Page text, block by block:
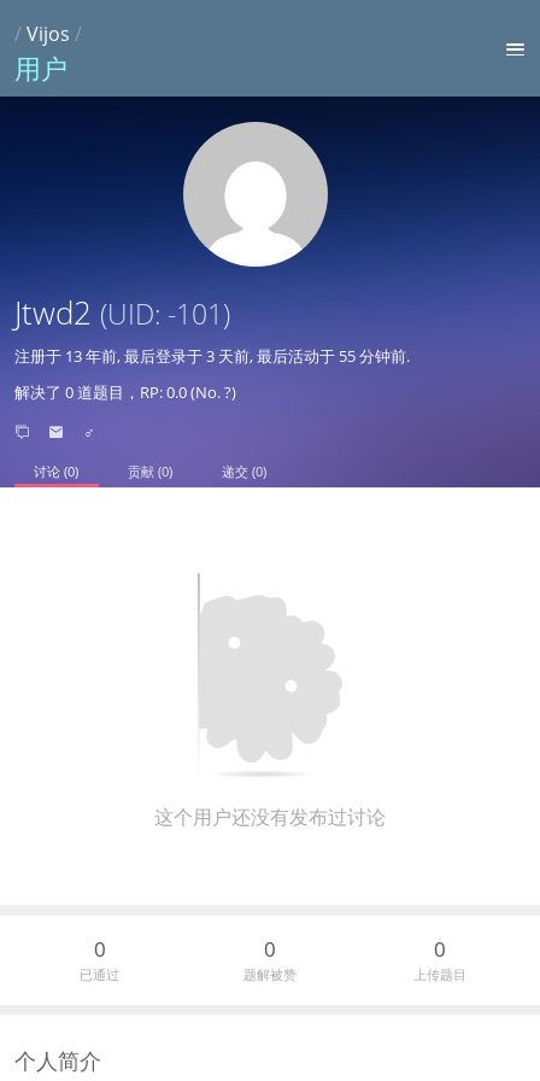
/Vijos /
用户
Jtwd2 (UID: -101)
注册于 13 年前, 最后登录于3 天前, 最后活动于 55 分钟前.
解决了 0 道题目，RP: 0.0 (No. ?)
♂
讨论 (0) 贡献 (0) 递交 (0)
这个用户还没有发布过讨论
0
已通过
0
题解被赞
0
上传题目
个人简介